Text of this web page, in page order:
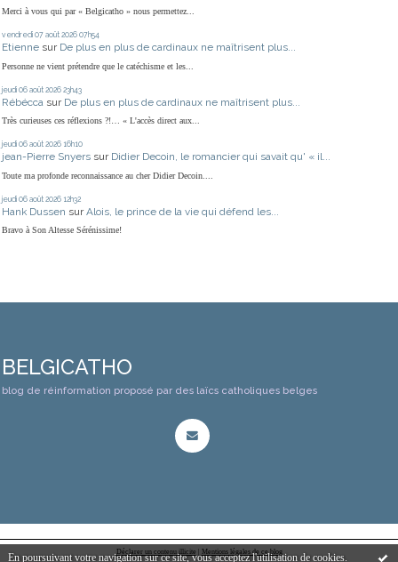
En poursuivant votre navigation sur ce site, vous acceptez l'utilisation de cookies.
Merci à vous qui par « Belgicatho » nous permettez...
vendredi 07 août 2026 07h54
Etienne sur De plus en plus de cardinaux ne maîtrisent plus...
Personne ne vient prétendre que le catéchisme et les...
jeudi 06 août 2026 23h43
Rébécca sur De plus en plus de cardinaux ne maîtrisent plus...
Très curieuses ces réflexions ?!… « L'accès direct aux...
jeudi 06 août 2026 16h10
jean-Pierre Snyers sur Didier Decoin, le romancier qui savait qu' « il...
Toute ma profonde reconnaissance au cher Didier Decoin....
jeudi 06 août 2026 12h32
Hank Dussen sur Alois, le prince de la vie qui défend les...
Bravo à Son Altesse Sérénissime!
BELGICATHO
blog de réinformation proposé par des laïcs catholiques belges
Déclarer un contenu illicite | Mentions légales de ce blog